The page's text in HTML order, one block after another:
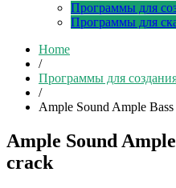
Программы для
Программы для
Home
/
Программы для
/
Ample Sound Ample
Ample Sound
crack